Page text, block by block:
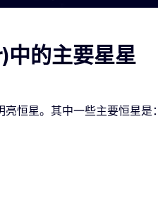
的主要星星
恒星。其中一些主要恒星是：